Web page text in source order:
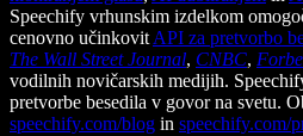
Speechify vrhunskim izdelkom
cenovno učinkovit API za pretvorbo
The Wall Street Journal, CNBC,
vodilnih novičarskih medijih.
pretvorbe besedila v govor na svetu.
speechify.com/blog in speechify.com/